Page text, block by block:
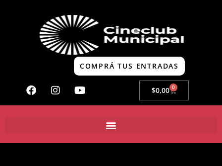
COMPRÁ TUS ENTRADAS
$0,00 0